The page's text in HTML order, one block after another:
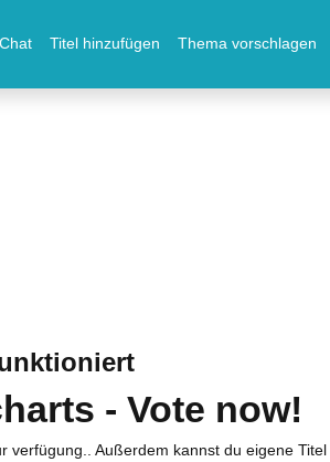
Chat Titel hinzufügen Thema vorschlagen
- Vote now!
verfügung.. Außerdem kannst du eigene Titel